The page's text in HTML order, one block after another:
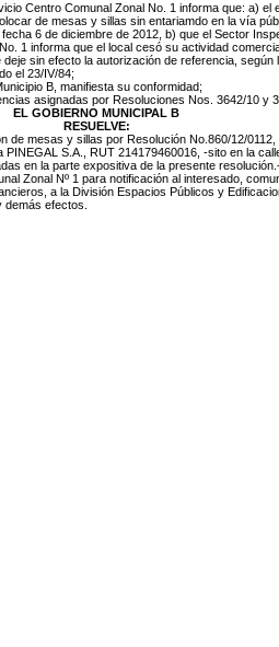
Centro Comunal Zonal No. 1 informa que: a) el
de mesas y sillas sin entariamdo en la vía
6 de diciembre de 2012, b) que el Sector
1 informa que el local cesó su actividad
sin efecto la autorización de referencia, según
el 23/IV/84;
B, manifiesta su conformidad;
asignadas por Resoluciones Nos. 3642/10 y
EL GOBIERNO MUNICIPAL B
RESUELVE:
de mesas y sillas por Resolución No.860/12/
PINEGAL S.A., RUT 214179460016, -sito en la
en la parte expositiva de la presente
Zonal Nº 1 para notificación al interesado,
a la División Espacios Públicos y
efectos.